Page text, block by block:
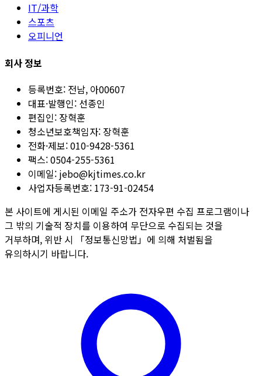
IT/과학
스포츠
오피니언
회사 정보
등록번호: 전남, 아00607
대표·발행인: 선종인
편집인: 장혁훈
청소년보호책임자: 장혁훈
전화·제보:010-9428-5361
팩스:0504-255-5361
이메일: jebo@kjtimes.co.kr
사업자등록번호: 173-91-02454
본 사이트에 게시된 이메일 주소가 전자우편 수집 프로그램이나
그 밖의 기술적 장치를 이용하여 무단으로 수집되는 것을
거부하며, 위반 시 「정보통신망법」에 의해 처벌됨을
유의하시기 바랍니다.